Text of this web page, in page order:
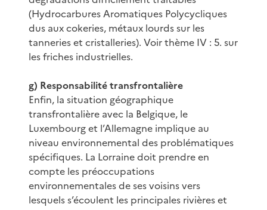
(Hydrocarbures Aromatiques Polycycliques
dus aux cokeries, métaux lourds sur les
tanneries et cristalleries). Voir thème IV : 5. sur
les friches industrielles.
g) Responsabilité transfrontalière
Enfin, la situation géographique
transfrontalière avec la Belgique, le
Luxembourg et l’Allemagne implique au
niveau environnemental des problématiques
spécifiques. La Lorraine doit prendre en
compte les préoccupations
environnementales de ses voisins vers
lesquels s’écoulent les principales rivières et